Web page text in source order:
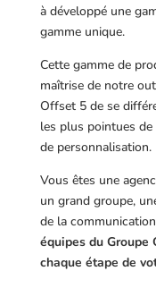
à développé une
gamme unique.
Cette gamme de
maîtrise de notre
Offset 5 de se
les plus pointues
de personnalisation.
Vous êtes une
un grand groupe,
de la
équipes du Groupe
chaque étape de